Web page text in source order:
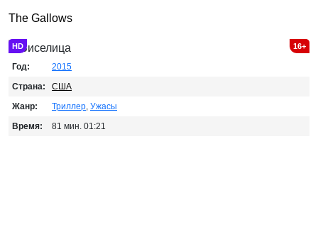
The Gallows
HD 16+
Год:
2015
Страна:
США
Жанр:
Триллер Ужасы
Время:
81 мин. 01:21